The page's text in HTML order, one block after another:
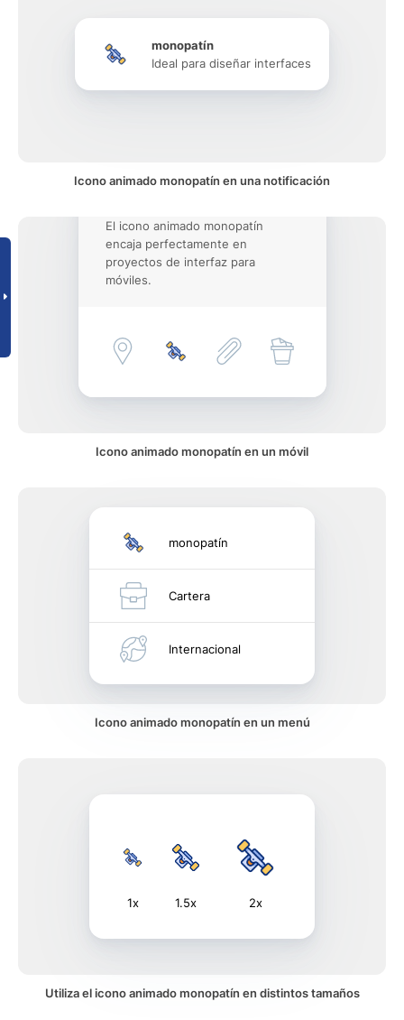
monopatín
Ideal para diseñar interfaces
Icono animado monopatín en una notificación
El icono animado monopatín
encaja perfectamente en
proyectos de interfaz para
móviles.
Icono animado monopatín en un móvil
monopatín
Cartera
Internacional
Icono animado monopatín en un menú
1x 1.5x 2x
Utiliza el icono animado monopatín en distintos tamaños